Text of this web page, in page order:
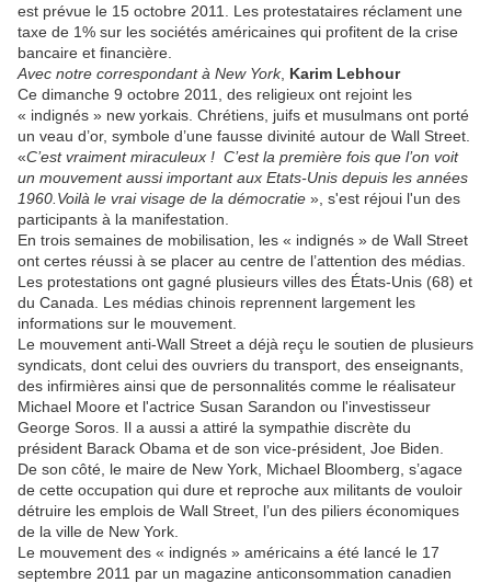
est prévue le 15 octobre 2011. Les protestataires réclament une
taxe de 1% sur les sociétés américaines qui profitent de la crise
bancaire et financière.
Avec notre correspondant à New York, Karim Lebhour
Ce dimanche 9 octobre 2011, des religieux ont rejoint les
« indignés » new yorkais. Chrétiens, juifs et musulmans ont porté
un veau d’or, symbole d’une fausse divinité autour de Wall Street.
«C’est vraiment miraculeux ! C’est la première fois que l’on voit
un mouvement aussi important aux Etats-Unis depuis les années
1960.Voilà le vrai visage de la démocratie », s'est réjoui l'un des
participants à la manifestation.
En trois semaines de mobilisation, les « indignés » de Wall Street
ont certes réussi à se placer au centre de l’attention des médias.
Les protestations ont gagné plusieurs villes des États-Unis (68) et
du Canada. Les médias chinois reprennent largement les
informations sur le mouvement.
Le mouvement anti-Wall Street a déjà reçu le soutien de plusieurs
syndicats, dont celui des ouvriers du transport, des enseignants,
des infirmières ainsi que de personnalités comme le réalisateur
Michael Moore et l'actrice Susan Sarandon ou l'investisseur
George Soros. Il a aussi a attiré la sympathie discrète du
président Barack Obama et de son vice-président, Joe Biden.
De son côté, le maire de New York, Michael Bloomberg, s’agace
de cette occupation qui dure et reproche aux militants de vouloir
détruire les emplois de Wall Street, l’un des piliers économiques
de la ville de New York.
Le mouvement des « indignés » américains a été lancé le 17
septembre 2011 par un magazine anticonsommation canadien